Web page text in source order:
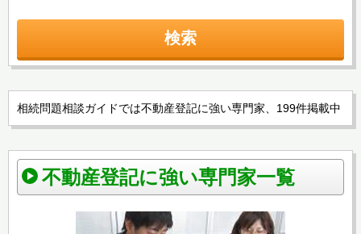
検索
相続問題相談ガイドでは不動産登記に強い専門家、199件掲載中
不動産登記に強い専門家一覧